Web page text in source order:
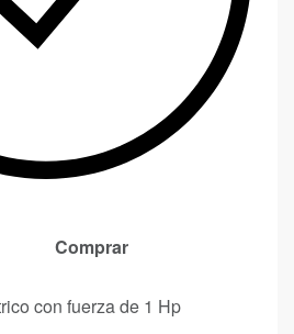
Comprar
con fuerza de 1 Hp